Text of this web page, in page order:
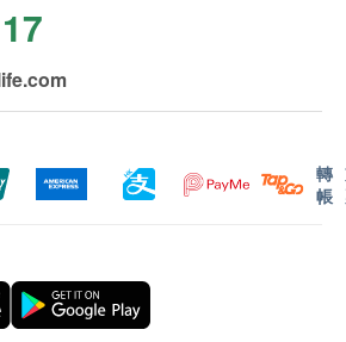
爸媽／成長中兒童／忙碌上班族／
麗養生／備考青少年
等過敏原，並與其他含有蝦、蟹、
魚類、堅果類、 芝麻、麩質的穀
類的產品於同一生產線生產,食品
用，或於飯前食用，吸收效果最
次，每日一包。嬰兒建議可烹調成
會因節日而有所影響。當八號烈風
暴雨警告生效時，送貨服務時間將
相關貨品的供應情況再作最後確
O My Family未能提供任何訂單上
O My Family有權拒絕接受該訂
貨前透過電話或電郵通知顧客再作
於顧客收到產品當日起計，使用期
轉
帳